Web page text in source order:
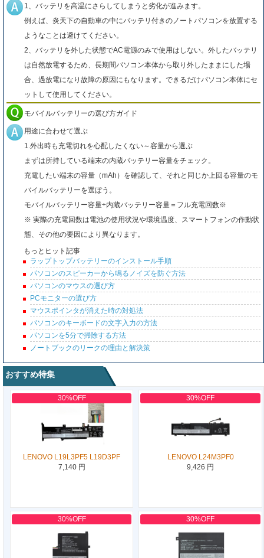
1、バッテリを高温にさらしてしまうと劣化が進みます。
例えば、炎天下の自動車の中にバッテリ付きのノートパソコンを放置する
ようなことは避けてください。
2、バッテリを外した状態でAC電源のみで使用はしない。外したバッテリ
は自然放電するため、長期間パソコン本体から取り外したままにした場
合、過放電になり故障の原因にもなります。できるだけパソコン本体にセ
ットして使用してください。
モバイルバッテリーの選び方ガイド
用途に合わせて選ぶ
1.外出時も充電切れを心配したくない～容量から選ぶ
まずは所持している端末の内蔵バッテリー容量をチェック。
充電したい端末の容量（mAh）を確認して、それと同じか上回る容量のモ
バイルバッテリーを選ぼう。
モバイルバッテリー容量÷内蔵バッテリー容量＝フル充電回数※
※ 実際の充電回数は電池の使用状況や環境温度、スマートフォンの作動状
態、その他の要因により異なります。
もっとヒット記事
ラップトップバッテリーのインストール手順
パソコンのスピーカーから鳴るノイズを防ぐ方法
パソコンのマウスの選び方
PCモニターの選び方
マウスポインタが消えた時の対処法
パソコンのキーボードの文字入力の方法
パソコンを5分で掃除する方法
ノートブックのリークの理由と解決策
おすすめ特集
30%OFF
LENOVO L19L3PF5 L19D3PF
7,140 円
30%OFF
LENOVO L24M3PF0
9,426 円
30%OFF 30%OFF